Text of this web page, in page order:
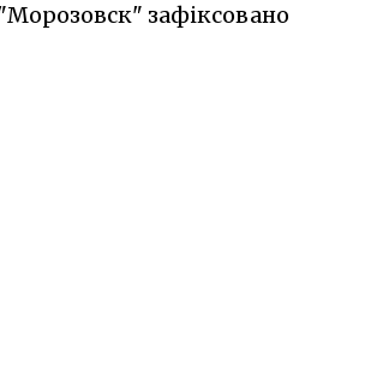
зафіксовано